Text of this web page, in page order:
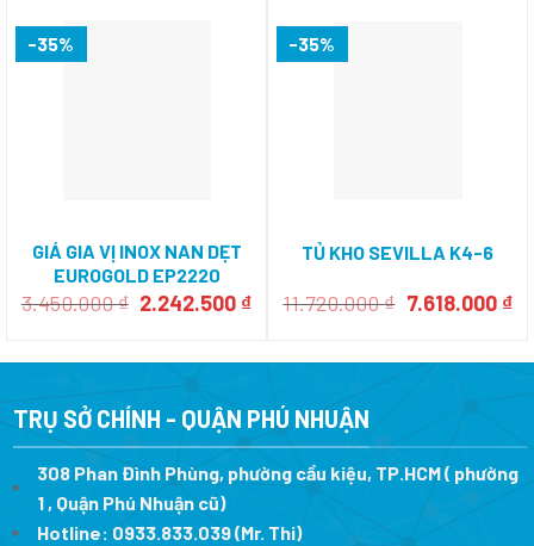
-35%
GIÁ GIA VỊ INOX NAN DẸT
EUROGOLD EP2220
3.450.000₫ Giá
3.450.000 ₫.
2.242.500 ₫Giá
là:
-35%
TỦ KHO SEVILLA K4-6
11.720.000₫ Giá
11.720.000 ₫.
7.618.000 ₫
là:
TRỤ SỞ CHÍNH - QUẬN PHÚ NHUẬN
308 Phan Đình Phùng, phường cầu kiệu, TP.HCM ( phường
1 , Quận Phú Nhuận cũ)
Hotline: 0933.833.039(Mr. Thi)